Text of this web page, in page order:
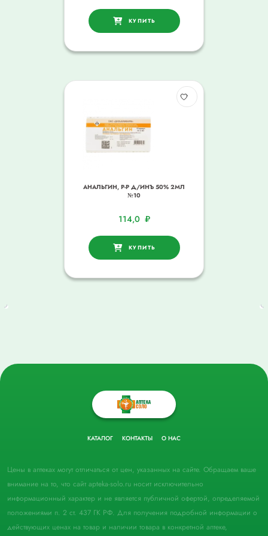
КУПИТЬ
АНАЛЬГИН, Р-Р Д/ИНЪ 50% 2МЛ
№10
114,0 ₽
КУПИТЬ
КАТАЛОГ КОНТАКТЫ О НАС
Цены в аптеках могут отличаться от цен, указанных на сайте. Обращаем ваше
внимание на то, что сайт apteka-solo.ru носит исключительно
информационный характер и не является публичной офертой, определяемой
положениями п. 2 ст. 437 ГК РФ. Для получения подробной информации о
действующих ценах на товар и наличии товара в конкретной аптеке,